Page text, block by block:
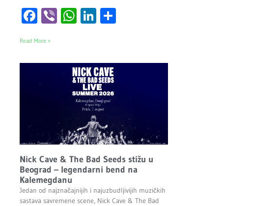
Facebook
ViberWhatsApp
LinkedIn
Read More »
Nick Cave & The Bad Seeds stižu u
Beograd – legendarni bend na
Kalemegdanu
Jedan od najznačajnijih i najuzbudljivijih muzičkih
sastava savremene scene, Nick Cave & The Bad